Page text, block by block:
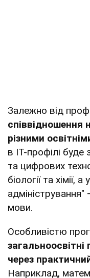
Залежно від
співвідношення
різними
в ІТ-профілі
та цифрових
біології та хімії,
мови.
Особливістю
через
Наприклад,